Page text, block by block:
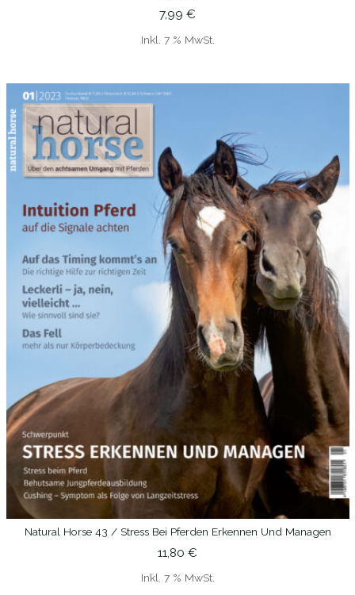
7,99 €
Inkl. 7 % MwSt.
IN DEN WARENKORB
Natural Horse 43 / Stress Bei Pferden Erkennen Und Managen
11,80 €
Inkl. 7 % MwSt.